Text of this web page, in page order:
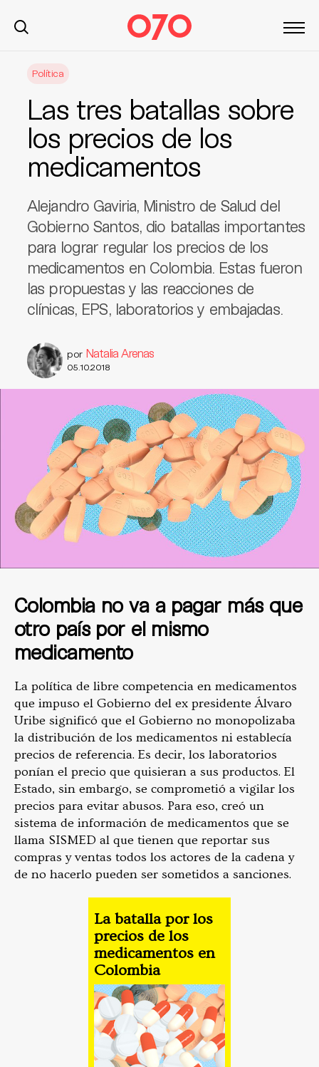
Política
Las tres batallas sobre
los precios de los
medicamentos
Alejandro Gaviria, Ministro de Salud del
Gobierno Santos, dio batallas importantes
para lograr regular los precios de los
medicamentos en Colombia. Estas fueron
las propuestas y las reacciones de
clínicas, EPS, laboratorios y embajadas.
por Natalia Arenas
05.10.2018
Colombia no va a pagar más que
otro país por el mismo
medicamento
La política de libre competencia en medicamentos
que impuso el Gobierno del ex presidente Álvaro
Uribe significó que el Gobierno no monopolizaba
la distribución de los medicamentos ni establecía
precios de referencia. Es decir, los laboratorios
ponían el precio que quisieran a sus productos. El
Estado, sin embargo, se comprometió a vigilar los
precios para evitar abusos. Para eso, creó un
sistema de información de medicamentos que se
llama SISMED al que tienen que reportar sus
compras y ventas todos los actores de la cadena y
de no hacerlo pueden ser sometidos a sanciones.
La batalla por los
precios de los
medicamentos en
Colombia